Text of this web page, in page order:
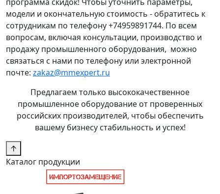
модели и окончательную стоимость - обратитесь к
сотрудникам по телефону +74959891744. По всем
вопросам, включая консультации, производство и
продажу промышленного оборудования, можно
связаться с нами по телефону или электронной
почте: zakaz@mmexpert.ru
Предлагаем только высококачественное
промышленное оборудование от проверенных
российских производителей, чтобы обеспечить
вашему бизнесу стабильность и успех!
↑
Каталог продукции